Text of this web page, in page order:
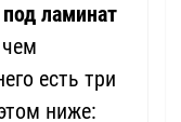
ламинат
есть три
ниже: